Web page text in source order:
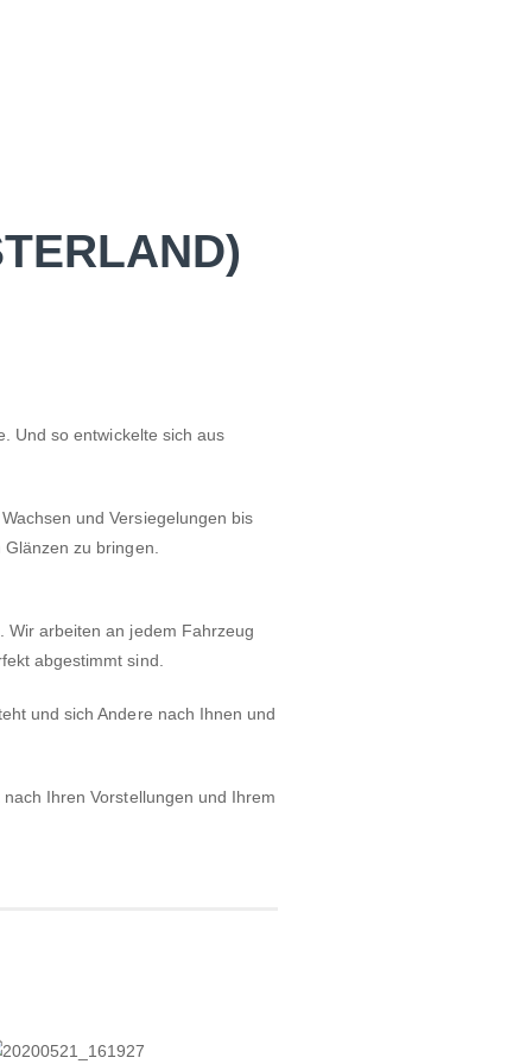
Und so entwickelte sich aus
und Versiegelungen bis
zu bringen.
Wir arbeiten an jedem Fahrzeug
abgestimmt sind.
und sich Andere nach Ihnen und
Ihren Vorstellungen und Ihrem